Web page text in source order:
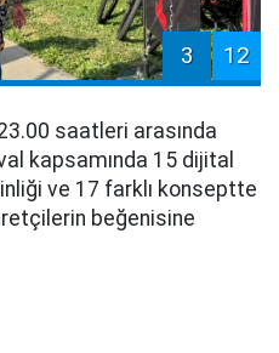
3 12
saatleri arasında
kapsamında 15 dijital
ve 17 farklı konseptte
beğenisine